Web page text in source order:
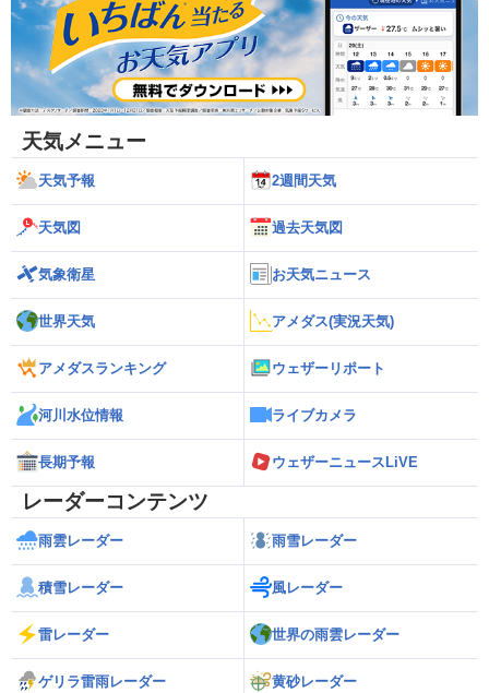
天気メニュー
天気予報 2週間天気
天気図 過去天気図
気象衛星 お天気ニュース
世界天気 アメダス(実況天気)
アメダスランキング ウェザーリポート
河川水位情報 ライブカメラ
長期予報 ウェザーニュースLiVE
レーダーコンテンツ
雨雲レーダー 雨雪レーダー
積雪レーダー 風レーダー
雷レーダー 世界の雨雲レーダー
ゲリラ雷雨レーダー 黄砂レーダー